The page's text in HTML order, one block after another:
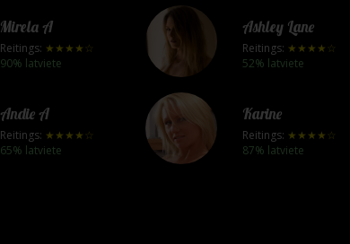
Mirela A
Reitings: ★★★★☆
90% latviete
Ashley Lane
Reitings: ★★★★☆
52% latviete
Andie A
Reitings: ★★★★☆
65% latviete
Karine
Reitings: ★★★★☆
87% latviete